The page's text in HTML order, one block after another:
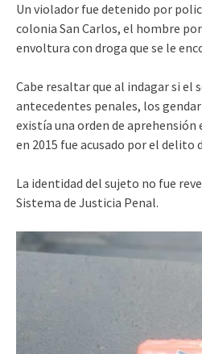
Un violador fue detenido por
colonia San Carlos, el hombre
envoltura con droga que se le
Cabe resaltar que al indagar si el
antecedentes penales, los
existía una orden de aprehensión
en 2015 fue acusado por el delito
La identidad del sujeto no fue
Sistema de Justicia Penal.